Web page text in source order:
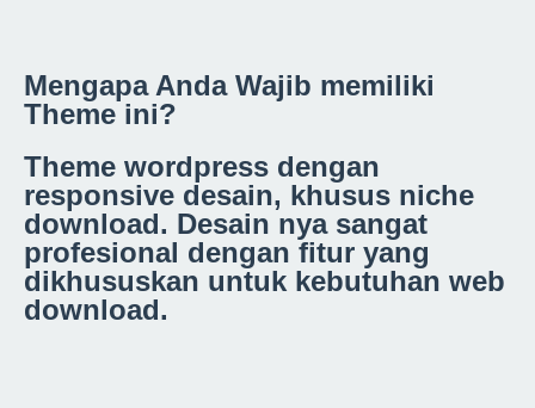
Mengapa Anda Wajib memiliki
Theme ini?
Theme wordpress dengan
responsive desain, khusus niche
download. Desain nya sangat
profesional dengan fitur yang
dikhususkan untuk kebutuhan web
download.